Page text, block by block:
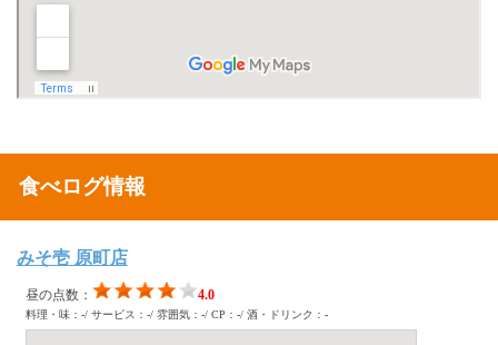
食べログ情報
みそ壱 原町店